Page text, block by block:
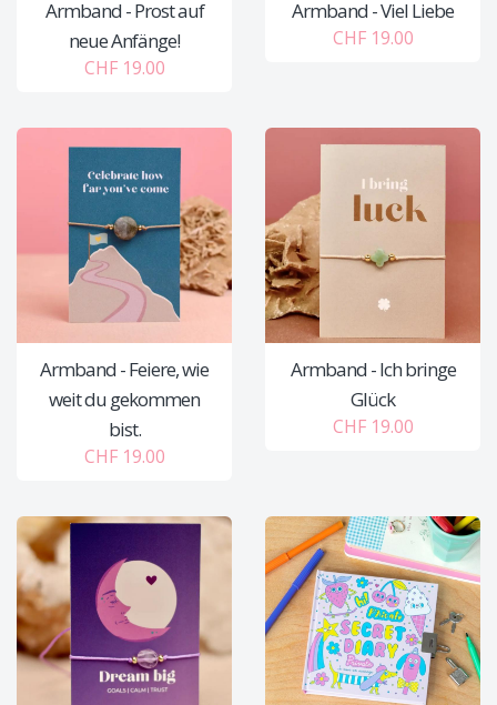
Armband - Prost auf
neue Anfänge!
CHF 19.00
Armband - Viel Liebe
CHF 19.00
Armband - Feiere, wie
weit du gekommen
bist.
CHF 19.00
Armband - Ich bringe
Glück
CHF 19.00